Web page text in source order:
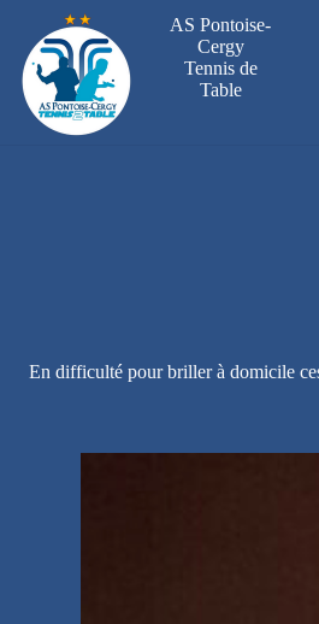
contenu
AS Pontoise-
Cergy
Tennis de
Table
En difficulté pour briller à domicile